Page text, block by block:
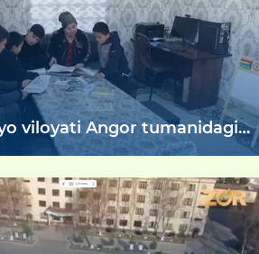
viloyati Angor tumanidagi
mahallasida tashkil